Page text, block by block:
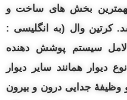
بخش های ساخت و
کرتین وال (به انگلیسی :
سیستم پوشش دهنده
دیوار همانند سایر دیوار
وظیفهٔ جداییدرون و بیرون